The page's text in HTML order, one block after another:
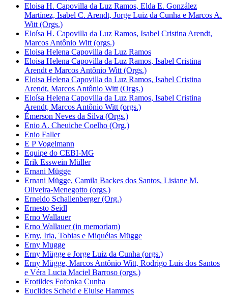
Eloisa H. Capovilla da Luz Ramos, Elda E. González
Martínez, Isabel C. Arendt, Jorge Luiz da Cunha e Marcos A.
Witt (Orgs.)
Eloísa H. Capovilla da Luz Ramos, Isabel Cristina Arendt,
Marcos Antônio Witt (orgs.)
Eloisa Helena Capovilla da Luz Ramos
Eloisa Helena Capovilla da Luz Ramos, Isabel Cristina
Arendt e Marcos Antônio Witt (Orgs.)
Eloisa Helena Capovilla da Luz Ramos, Isabel Cristina
Arendt, Marcos Antônio Witt (Orgs.)
Eloísa Helena Capovilla da Luz Ramos, Isabel Cristina
Arendt, Marcos Antônio Witt (orgs.)
Émerson Neves da Silva (Orgs.)
Enio A. Cheuiche Coelho (Org.)
Enio Faller
E P Vogelmann
Equipe do CEBI-MG
Erik Esswein Müller
Ernani Mügge
Ernani Mügge, Camila Backes dos Santos, Lisiane M.
Oliveira-Menegotto (orgs.)
Erneldo Schallenberger (Org.)
Ernesto Seidl
Erno Wallauer
Erno Wallauer (in memoriam)
Erny, Iria, Tobias e Miquéias Mügge
Erny Mugge
Erny Mügge e Jorge Luiz da Cunha (orgs.)
Erny Mügge, Marcos Antônio Witt, Rodrigo Luis dos Santos
e Véra Lucia Maciel Barroso (orgs.)
Erotildes Fofonka Cunha
Euclides Scheid e Eluise Hammes